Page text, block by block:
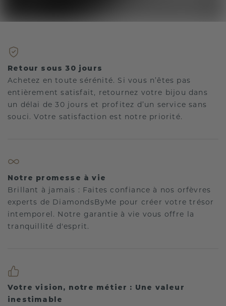
Retour sous 30 jours
Achetez en toute sérénité. Si vous n’êtes pas
entièrement satisfait, retournez votre bijou dans
un délai de 30 jours et profitez d’un service sans
souci. Votre satisfaction est notre priorité.
Notre promesse à vie
Brillant à jamais : Faites confiance à nos orfèvres
experts de DiamondsByMe pour créer votre trésor
intemporel. Notre garantie à vie vous offre la
tranquillité d'esprit.
Votre vision, notre métier : Une valeur
inestimable